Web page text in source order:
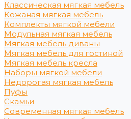
Классическая мягкая мебель
Кожаная мягкая мебель
Комплекты мягкой мебели
Модульная мягкая мебель
Мягкая мебель диваны
Мягкая мебель для гостиной
Мягкая мебель кресла
Наборы мягкой мебели
Недорогая мягкая мебель
Пуфы
Скамьи
Современная мягкая мебель